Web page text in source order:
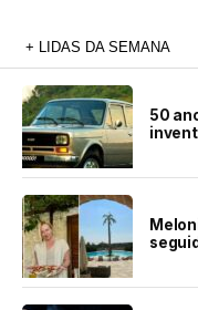
+ LIDAS DA SEMANA
50